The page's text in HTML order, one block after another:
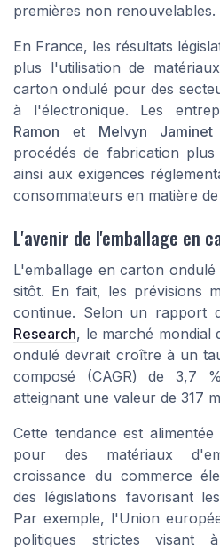
premières non renouvelables.
En France, les résultats
plus l'utilisation de
carton ondulé pour des
à l'électronique. Les
Ramon et Melvyn Jaminet
procédés de fabrication
ainsi aux exigences
consommateurs en matière
L'avenir de l'emballage en
L'emballage en carton
sitôt. En fait, les prévisions
continue. Selon un rapport
Research, le marché mondial
ondulé devrait croître à un
composé (CAGR) de 3,7
atteignant une valeur de 317
Cette tendance est
pour des matériaux
croissance du commerce
des législations favorisant
Par exemple, l'Union
politiques strictes visant